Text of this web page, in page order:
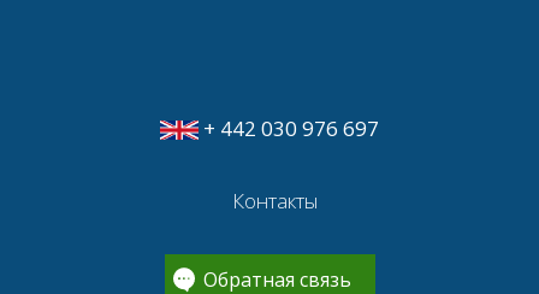
+ 442 030 976 697
Контакты
Обратная связь